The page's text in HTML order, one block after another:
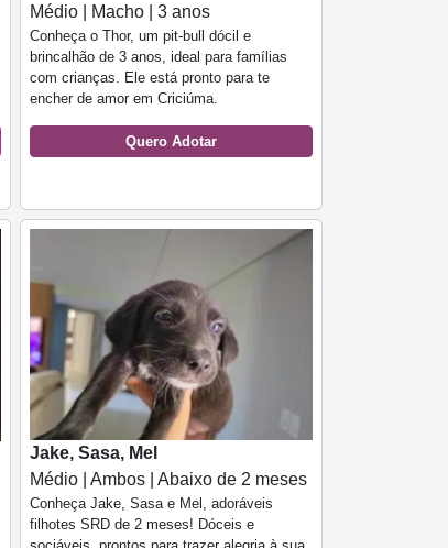
Médio | Macho | 3 anos
Conheça o Thor, um pit-bull dócil e
brincalhão de 3 anos, ideal para famílias
com crianças. Ele está pronto para te
encher de amor em Criciúma.
Quero Adotar
Jake, Sasa, Mel
Médio | Ambos | Abaixo de 2 meses
Conheça Jake, Sasa e Mel, adoráveis
filhotes SRD de 2 meses! Dóceis e